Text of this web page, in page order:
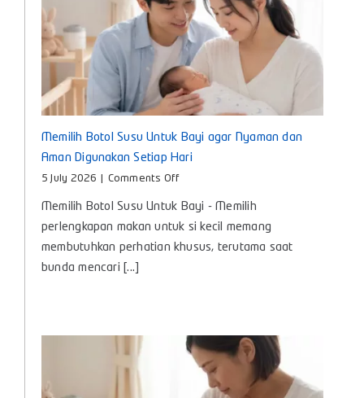
Memilih Botol Susu Untuk Bayi agar Nyaman dan
Aman Digunakan Setiap Hari
5 July 2026 Comments Offon
Botol
Susu
Untuk
Setiap
Hari
Memilih Botol Susu Untuk Bayi - Memilih
perlengkapan makan untuk si kecil memang
membutuhkan perhatian khusus, terutama saat
bunda mencari [...]